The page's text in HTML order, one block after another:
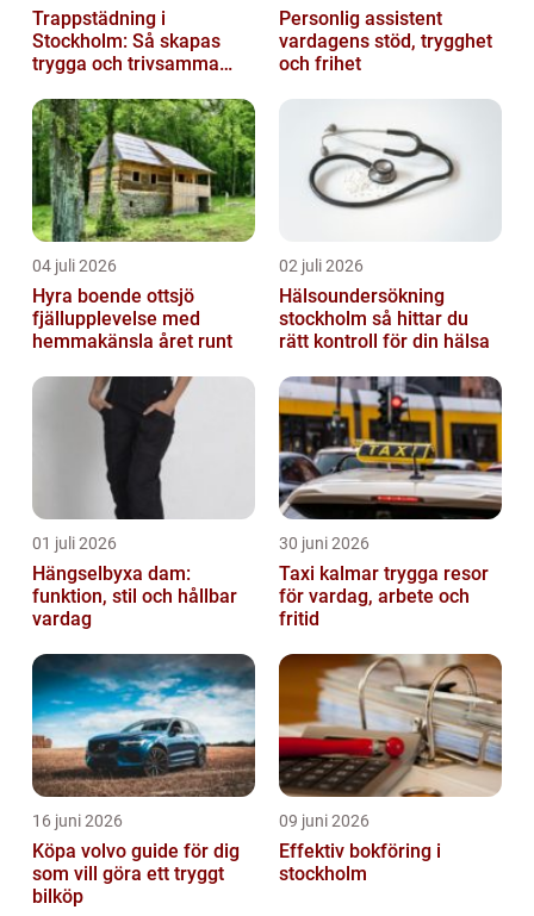
Trappstädning i
Stockholm: Så skapas
trygga och trivsamma
Personlig assistent
vardagens stöd, trygghet
och frihet
04 juli 2026
Hyra boende ottsjö
fjällupplevelse med
hemmakänsla året runt
02 juli 2026
Hälsoundersökning
stockholm så hittar du
rätt kontroll för din hälsa
01 juli 2026
Hängselbyxa dam:
funktion, stil och hållbar
vardag
30 juni 2026
Taxi kalmar trygga resor
för vardag, arbete och
fritid
16 juni 2026
Köpa volvo guide för dig
som vill göra ett tryggt
bilköp
09 juni 2026
Effektiv bokföring i
stockholm